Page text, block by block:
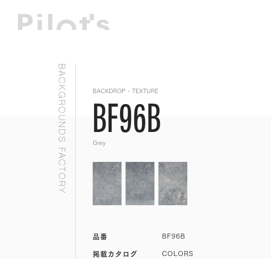
BACKGROUNDS FACTORY BACKDROP - TEXTURE
BF96B
Grey
品番 BF96B
掲載カタログ COLORS